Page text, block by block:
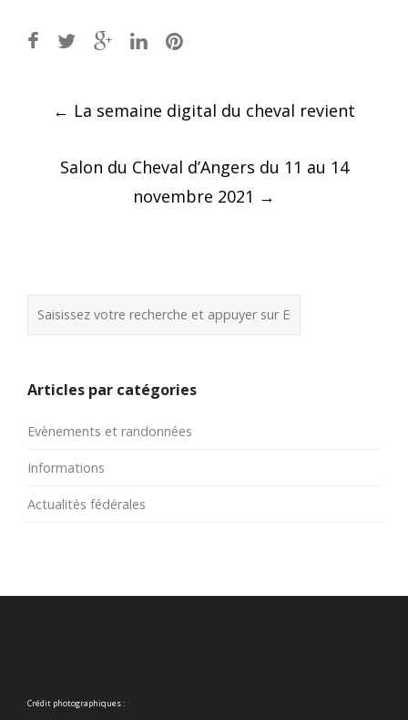
Post
← La semaine digital du cheval revient
Salon du Cheval d’Angers du 11 au 14
novembre 2021 →
Articles par catégories
Evènements et randonnées
Informations
Actualités fédérales
Crédit photographiques :